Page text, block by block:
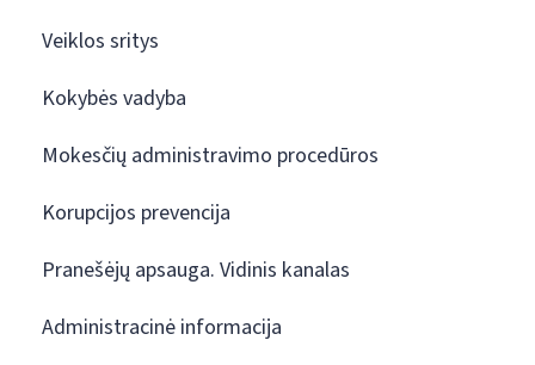
Veiklos sritys
Kokybės vadyba
Mokesčių administravimo procedūros
Korupcijos prevencija
Pranešėjų apsauga. Vidinis kanalas
Administracinė informacija